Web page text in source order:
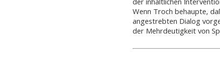
Wenn Troch behaupte,
angestrebten Dialog
der Mehrdeutigkeit von